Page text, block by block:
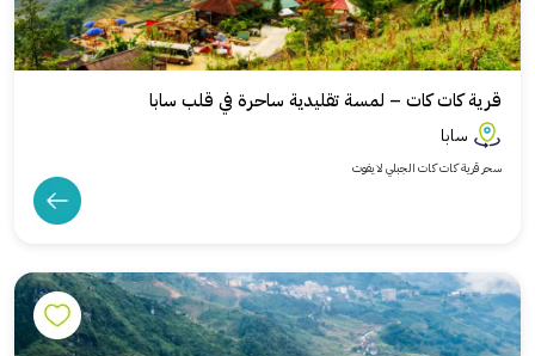
قرية كات كات – لمسة تقليدية ساحرة في قلب سابا
سابا
سحر قرية كات كات الجبلي لا يفوت